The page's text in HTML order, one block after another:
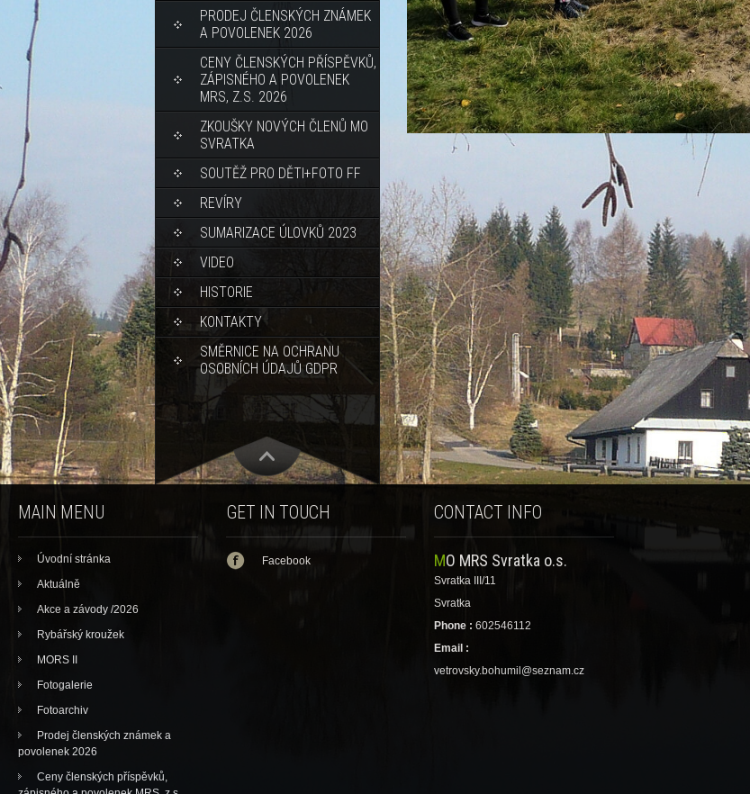
PRODEJ ČLENSKÝCH ZNÁMEK
A POVOLENEK 2026
CENY ČLENSKÝCH PŘÍSPĚVKŮ,
ZÁPISNÉHO A POVOLENEK
MRS, Z.S. 2026
ZKOUŠKY NOVÝCH ČLENŮ MO
SVRATKA
SOUTĚŽ PRO DĚTI+FOTO FF
REVÍRY
SUMARIZACE ÚLOVKŮ 2023
VIDEO
HISTORIE
KONTAKTY
SMĚRNICE NA OCHRANU
OSOBNÍCH ÚDAJŮ GDPR
MAIN MENU
Úvodní stránka
Aktuálně
Akce a závody /2026
Rybářský kroužek
MORS II
Fotogalerie
Fotoarchiv
Prodej členských známek a
povolenek 2026
Ceny členských příspěvků,
GET IN TOUCH
Facebook
CONTACT INFO
MO MRS Svratka o.s.
Svratka III/11
Svratka
Phone : 602546112
Email :
vetrovsky.bohumil@seznam.cz